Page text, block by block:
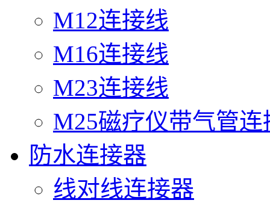
M12连接线
M16连接线
M23连接线
M25磁疗仪带气管连
防水连接器
线对线连接器